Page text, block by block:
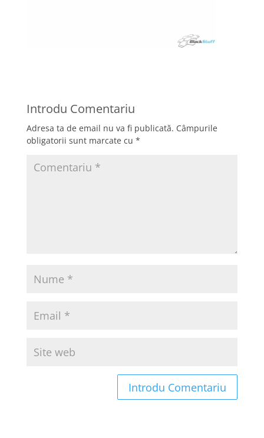
Introdu Comentariu
Adresa ta de email nu va fi publicată. Câmpurile
obligatorii sunt marcate cu *